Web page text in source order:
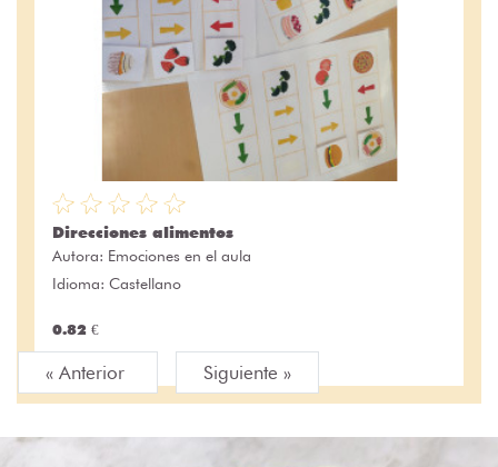
Direcciones alimentos
Autora: Emociones en el aula
Idioma: Castellano
0.82 €
« Anterior Siguiente »